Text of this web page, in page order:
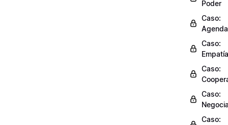
Poder
Caso:
Agenda
Caso:
Empatía
Caso:
Caso:
Caso: